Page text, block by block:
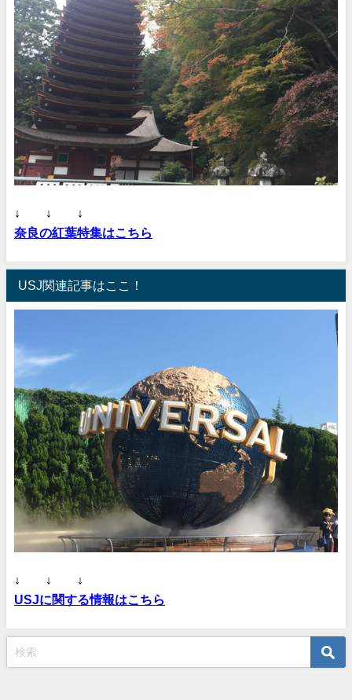
↓ ↓ ↓
奈良の紅葉特集はこちら
USJ関連記事はここ！
↓ ↓ ↓
USJに関する情報はこちら